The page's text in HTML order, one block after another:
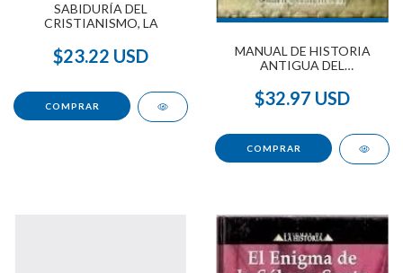
SABIDURÍA DEL
CRISTIANISMO, LA
$23.22 USD
MANUAL DE HISTORIA
ANTIGUA DEL
$32.97 USD